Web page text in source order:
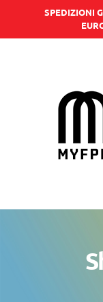
SPEDIZIONI